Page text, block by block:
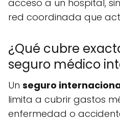
acceso a un hospital,
red coordinada que
¿Qué cubre
seguro médico
Un seguro
limita a cubrir gastos
enfermedad o